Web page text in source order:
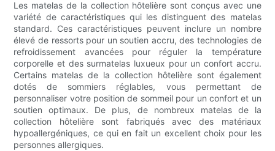
Les matelas de la collection hôtelière sont conçus avec une
variété de caractéristiques qui les distinguent des matelas
standard. Ces caractéristiques peuvent inclure un nombre
élevé de ressorts pour un soutien accru, des technologies de
refroidissement avancées pour réguler la température
corporelle et des surmatelas luxueux pour un confort accru.
Certains matelas de la collection hôtelière sont également
dotés de sommiers réglables, vous permettant de
personnaliser votre position de sommeil pour un confort et un
soutien optimaux. De plus, de nombreux matelas de la
collection hôtelière sont fabriqués avec des matériaux
hypoallergéniques, ce qui en fait un excellent choix pour les
personnes allergiques.